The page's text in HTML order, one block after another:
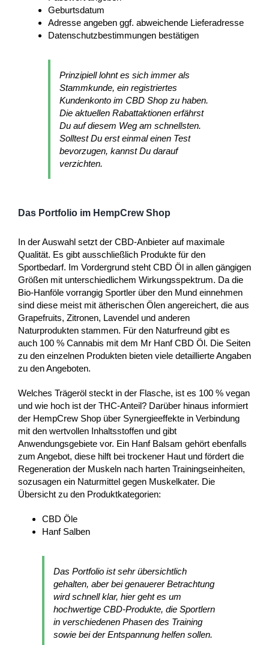
Geburtsdatum
Adresse angeben ggf. abweichende Lieferadresse
Datenschutzbestimmungen bestätigen
Prinzipiell lohnt es sich immer als
Stammkunde, ein registriertes
Kundenkonto im CBD Shop zu haben.
Die aktuellen Rabattaktionen erfährst
Du auf diesem Weg am schnellsten.
Solltest Du erst einmal einen Test
bevorzugen, kannst Du darauf
verzichten.
Das Portfolio im HempCrew Shop
In der Auswahl setzt der CBD-Anbieter auf maximale
Qualität. Es gibt ausschließlich Produkte für den
Sportbedarf. Im Vordergrund steht CBD Öl in allen gängigen
Größen mit unterschiedlichem Wirkungsspektrum. Da die
Bio-Hanföle vorrangig Sportler über den Mund einnehmen
sind diese meist mit ätherischen Ölen angereichert, die aus
Grapefruits, Zitronen, Lavendel und anderen
Naturprodukten stammen. Für den Naturfreund gibt es
auch 100 % Cannabis mit dem Mr Hanf CBD Öl. Die Seiten
zu den einzelnen Produkten bieten viele detaillierte Angaben
zu den Angeboten.
Welches Trägeröl steckt in der Flasche, ist es 100 % vegan
und wie hoch ist der THC-Anteil? Darüber hinaus informiert
der HempCrew Shop über Synergieeffekte in Verbindung
mit den wertvollen Inhaltsstoffen und gibt
Anwendungsgebiete vor. Ein Hanf Balsam gehört ebenfalls
zum Angebot, diese hilft bei trockener Haut und fördert die
Regeneration der Muskeln nach harten Trainingseinheiten,
sozusagen ein Naturmittel gegen Muskelkater. Die
Übersicht zu den Produktkategorien:
CBD Öle
Hanf Salben
Das Portfolio ist sehr übersichtlich
gehalten, aber bei genauerer Betrachtung
wird schnell klar, hier geht es um
hochwertige CBD-Produkte, die Sportlern
in verschiedenen Phasen des Training
sowie bei der Entspannung helfen sollen.